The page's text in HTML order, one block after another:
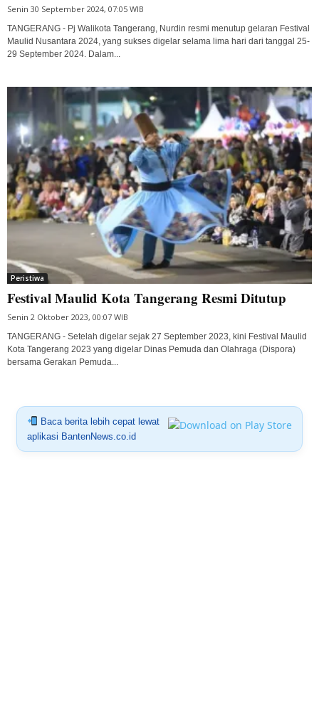
Senin 30 September 2024, 07:05 WIB
TANGERANG - Pj Walikota Tangerang, Nurdin resmi menutup gelaran Festival
Maulid Nusantara 2024, yang sukses digelar selama lima hari dari tanggal 25-
29 September 2024. Dalam...
Peristiwa
Festival Maulid Kota Tangerang Resmi Ditutup
Senin 2 Oktober 2023, 00:07 WIB
TANGERANG - Setelah digelar sejak 27 September 2023, kini Festival Maulid
Kota Tangerang 2023 yang digelar Dinas Pemuda dan Olahraga (Dispora)
bersama Gerakan Pemuda...
Baca berita lebih cepat lewat
aplikasi BantenNews.co.id